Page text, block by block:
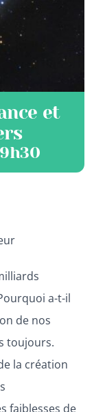
et
a-t-il
de nos
toujours.
la création
faiblesses de